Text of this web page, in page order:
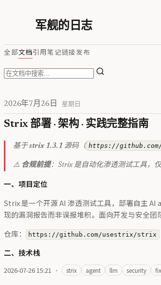
军舰的日志
全部文档引用笔记链接发布
2026年7月26日 星期日
Strix 部署 · 架构 · 实践完整指南
基于strix 1.3.1 源码（ https://
⚠️ 合规前提：Strix 是自动化渗透测试工具，
一、项目定位
Strix 是一个开源 AI 渗透测试工具，部署自主
现的漏洞报告而非误报堆积。面向开发与安全团
仓库：
https://github.com/usestrix/strix
二、技术栈
2026-07-26 15:21 · strix agent llm security fix